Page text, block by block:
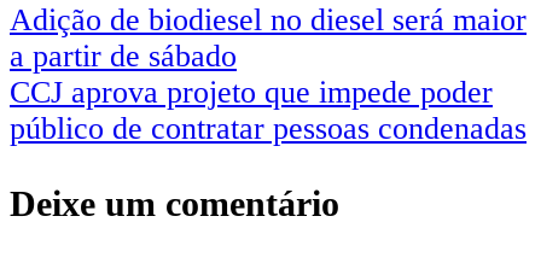
Adição de biodiesel no diesel será maior
a partir de sábado
CCJ aprova projeto que impede poder
público de contratar pessoas condenadas
Deixe um comentário